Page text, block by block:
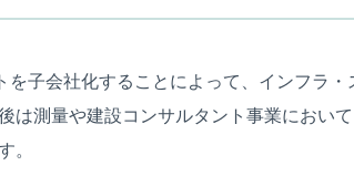
子会社化することによって、インフラ
は測量や建設コンサルタント事業におい
。